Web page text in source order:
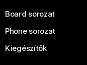
Board sorozat
Phone sorozat
Kiegészítők